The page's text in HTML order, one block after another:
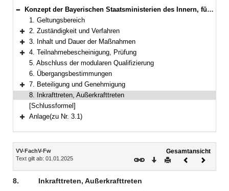
Bereich reduzieren
Konzept der Bayerischen Staatsministerien des Innern, für Sport und Integration und für Wissenschaft und Kunst zur Durchführung der modularen Qualifizierung im fachlichen Schwerpunkt feuerwehrtechnischer Dienst
1. Geltungsbereich
Bereich erweitern
2. Zuständigkeit und Verfahren
Bereich erweitern
3. Inhalt und Dauer der Maßnahmen
Bereich erweitern
4. Teilnahmebescheinigung, Prüfung
5. Abschluss der modularen Qualifizierung
6. Übergangsbestimmungen
Bereich erweitern
7. Beteiligung und Genehmigung
8. Inkrafttreten, Außerkrafttreten
[Schlussformel]
Anlage(zu Nr. 3.1)
Inhalt
VV-FachV-Fw
Text gilt ab: 01.01.2025
Gesamtansicht
Download
DruckenVorheriges
8. Inkrafttreten, Außerkrafttreten